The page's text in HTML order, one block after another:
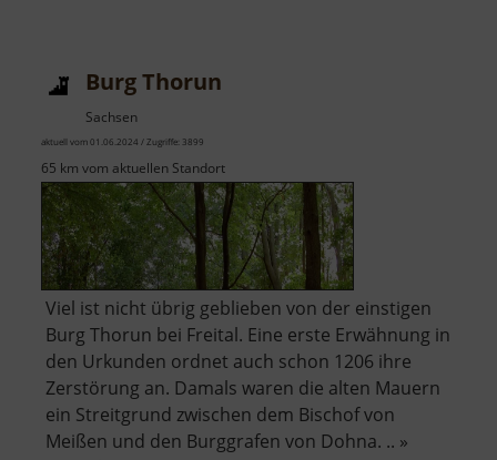
Burg Thorun
Sachsen
aktuell vom 01.06.2024 / Zugriffe: 3899
65 km vom aktuellen Standort
Viel ist nicht übrig geblieben von der einstigen
Burg Thorun bei Freital. Eine erste Erwähnung in
den Urkunden ordnet auch schon 1206 ihre
Zerstörung an. Damals waren die alten Mauern
ein Streitgrund zwischen dem Bischof von
Meißen und den Burggrafen von Dohna. .. »